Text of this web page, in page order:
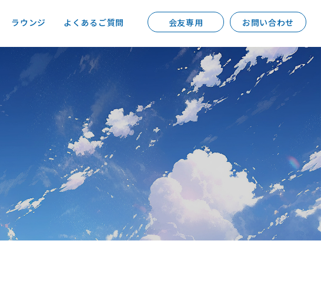
ラウンジ よくあるご質問 会友専用 お問い合わせ